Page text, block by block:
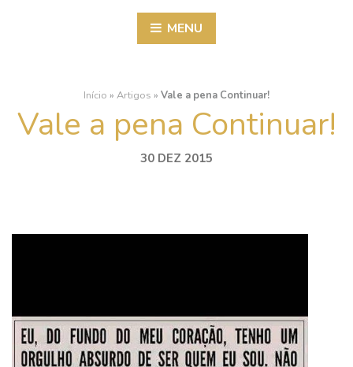
MENU
Início » Artigos » Vale a pena Continuar!
Vale a pena Continuar!
30 DEZ 2015